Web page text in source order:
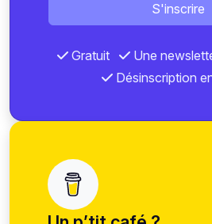
S'inscrire
Gratuit
Une
Désinscription